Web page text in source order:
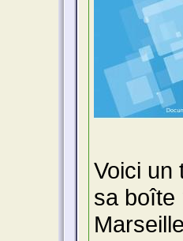
Voici un
sa boîte